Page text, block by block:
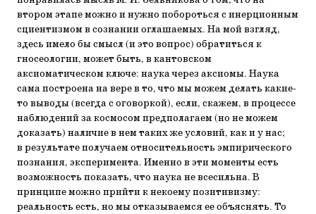
втором этапе можно и нужно побороться с инерционным
сциентизмом в сознании оглашаемых. На мой взгляд,
здесь имело бы смысл (и это вопрос) обратиться к
гносеологии, может быть, в кантовском
аксиоматическом ключе: наука через аксиомы. Наука
сама построена на вере в то, что мы можем делать какие-
то выводы (всегда с оговоркой), если, скажем, в процессе
наблюдений за космосом предполагаем (но не можем
доказать) наличие в нем таких же условий, как и у нас;
в результате получаем относительность эмпирического
познания, эксперимента. Именно в эти моменты есть
возможность показать, что наука не всесильна. В
принципе можно прийти к некоему позитивизму:
реальность есть, но мы отказываемся ее объяснять. То